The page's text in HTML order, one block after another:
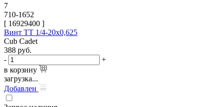
7
710-1652
[ 16929400 ]
Винт TT 1/4-20х0,625
Cub Cadet
388 руб.
-
+
в корзину
загрузка...
Добавлен